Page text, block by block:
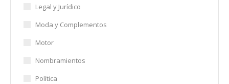
Legal y Jurídico
Moda y Complementos
Motor
Nombramientos
Política